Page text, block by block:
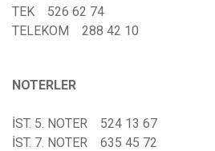
TEK 526 62 74
TELEKOM 288 42 10
NOTERLER
İST. 5. NOTER 524 13 67
İST. 7. NOTER 635 45 72